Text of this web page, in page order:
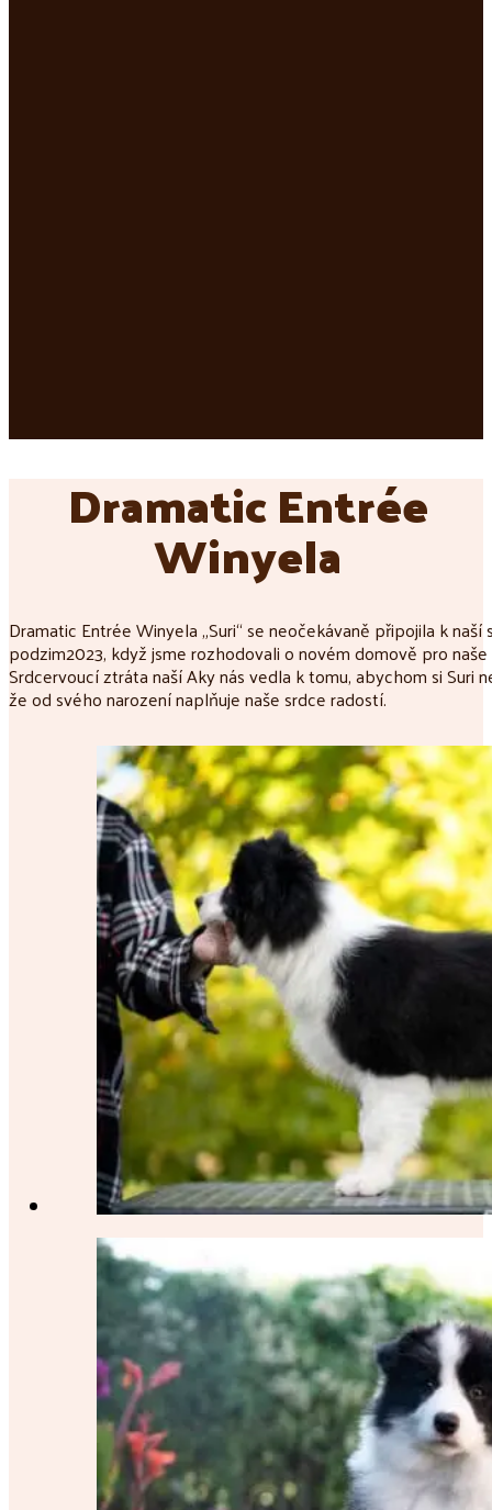
Dramatic Entrée
Winyela
Dramatic Entrée Winyela „Suri“ se neočekávaně připojila k naší
podzim2023, když jsme rozhodovali o novém domově pro
Srdcervoucí ztráta naší Aky nás vedla k tomu, abychom si Suri
že od svého narození naplňuje naše srdce radostí.